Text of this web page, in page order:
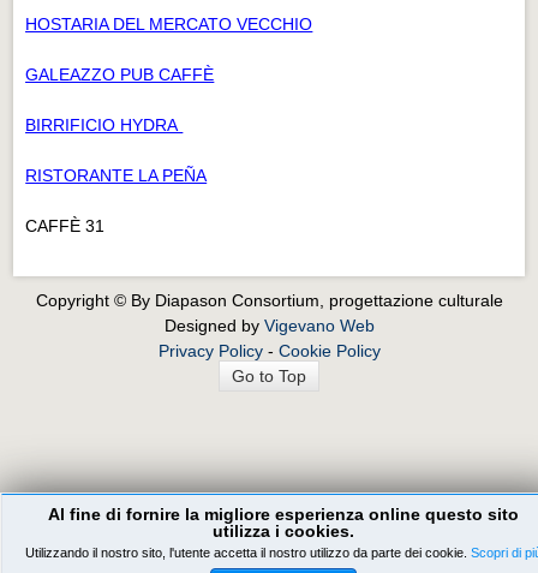
HOSTARIA DEL MERCATO VECCHIO
GALEAZZO PUB CAFFÈ
BIRRIFICIO HYDRA
RISTORANTE LA PEÑA
CAFFÈ 31
Al fine di fornire la migliore esperienza online questo sito
utilizza i cookies.
Utilizzando il nostro sito, l'utente accetta il nostro utilizzo da parte dei cookie. Scopri di
Copyright © By Diapason Consortium, progettazione culturale
Designed by Vigevano Web
Privacy Policy- Cookie Policy
Go to Top